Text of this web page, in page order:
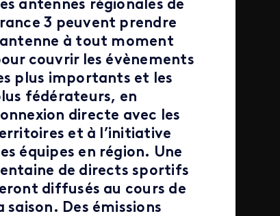
antennes régionales de
3 peuvent prendre
à tout moment
couvrir les évènements
plus importants et les
fédérateurs, en
directe avec les
et à l’initiative
équipes en région. Une
de directs sportifs
diffusés au cours de
saison. Des émissions